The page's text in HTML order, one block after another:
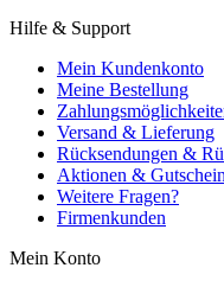
Hilfe & Support
Mein Kundenkonto
Meine Bestellung
Versand & Lieferung
Rücksendungen &
Aktionen &
Weitere Fragen?
Firmenkunden
Mein Konto